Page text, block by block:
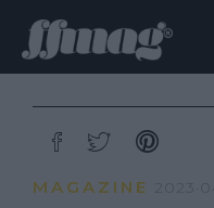
MAGAZINE